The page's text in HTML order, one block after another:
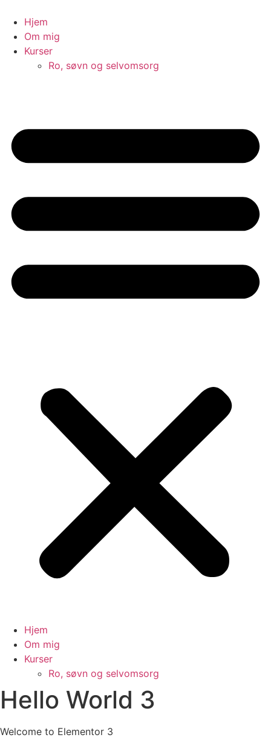
indhold
Hjem
Om mig
Kurser
Ro, søvn og selvomsorg
Hjem
Om mig
Kurser
Ro, søvn og selvomsorg
Hello World 3
Welcome to Elementor 3